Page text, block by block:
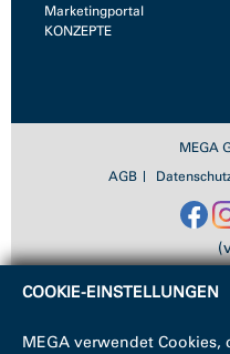
Marketingportal
KONZEPTE
MEGA
AGB
COOKIE-EINSTELLUNGEN
MEGA verwendet